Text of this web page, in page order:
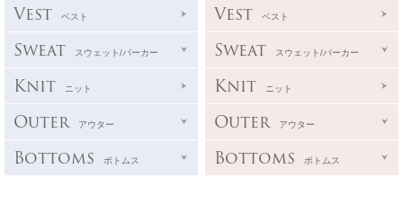
Vest ベスト
Sweat スウェット/パーカー
Knit ニット
Outer アウター
Bottoms ボトムス
Vest ベスト
Sweat スウェット/パーカー
Knit ニット
Outer アウター
Bottoms ボトムス